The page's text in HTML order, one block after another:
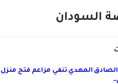
السودان
المهدي تنفي مزاعم فتح منزل